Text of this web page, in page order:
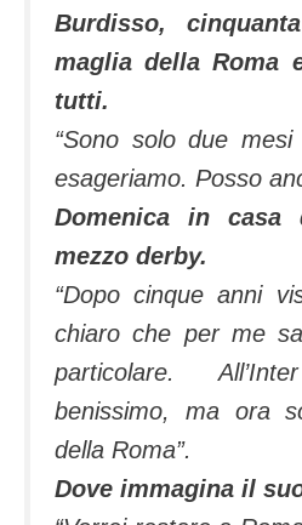
Burdisso,
maglia della Roma
tutti.
“Sono solo due
esageriamo. Posso
Domenica in
mezzo derby.
“Dopo cinque anni
chiaro che per me
particolare.
benissimo, ma ora
della Roma”.
Dove immagina il